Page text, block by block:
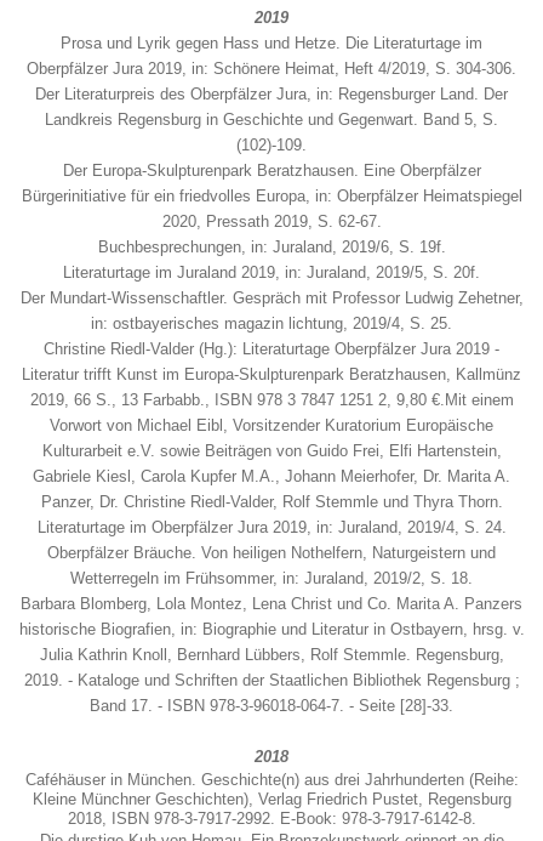
2019
Prosa und Lyrik gegen Hass und Hetze. Die Literaturtage im
Oberpfälzer Jura 2019, in: Schönere Heimat, Heft 4/2019, S. 304-306.
Der Literaturpreis des Oberpfälzer Jura, in: Regensburger Land. Der
Landkreis Regensburg in Geschichte und Gegenwart. Band 5, S.
(102)-109.
Der Europa-Skulpturenpark Beratzhausen. Eine Oberpfälzer
Bürgerinitiative für ein friedvolles Europa, in: Oberpfälzer Heimatspiegel
2020, Pressath 2019, S. 62-67.
Buchbesprechungen, in: Juraland, 2019/6, S. 19f.
Literaturtage im Juraland 2019, in: Juraland, 2019/5, S. 20f.
Der Mundart-Wissenschaftler. Gespräch mit Professor Ludwig Zehetner,
in: ostbayerisches magazin lichtung, 2019/4, S. 25.
Christine Riedl-Valder (Hg.): Literaturtage Oberpfälzer Jura 2019 -
Literatur trifft Kunst im Europa-Skulpturenpark Beratzhausen, Kallmünz
2019, 66 S., 13 Farbabb., ISBN 978 3 7847 1251 2, 9,80 €.Mit einem
Vorwort von Michael Eibl, Vorsitzender Kuratorium Europäische
Kulturarbeit e.V. sowie Beiträgen von Guido Frei, Elfi Hartenstein,
Gabriele Kiesl, Carola Kupfer M.A., Johann Meierhofer, Dr. Marita A.
Panzer, Dr. Christine Riedl-Valder, Rolf Stemmle und Thyra Thorn.
Literaturtage im Oberpfälzer Jura 2019, in: Juraland, 2019/4, S. 24.
Oberpfälzer Bräuche. Von heiligen Nothelfern, Naturgeistern und
Wetterregeln im Frühsommer, in: Juraland, 2019/2, S. 18.
Barbara Blomberg, Lola Montez, Lena Christ und Co. Marita A. Panzers
historische Biografien, in: Biographie und Literatur in Ostbayern, hrsg. v.
Julia Kathrin Knoll, Bernhard Lübbers, Rolf Stemmle. Regensburg,
2019. - Kataloge und Schriften der Staatlichen Bibliothek Regensburg ;
Band 17. - ISBN 978-3-96018-064-7. - Seite [28]-33.
2018
Caféhäuser in München. Geschichte(n) aus drei Jahrhunderten (Reihe:
Kleine Münchner Geschichten), Verlag Friedrich Pustet, Regensburg
2018, ISBN 978-3-7917-2992. E-Book: 978-3-7917-6142-8.